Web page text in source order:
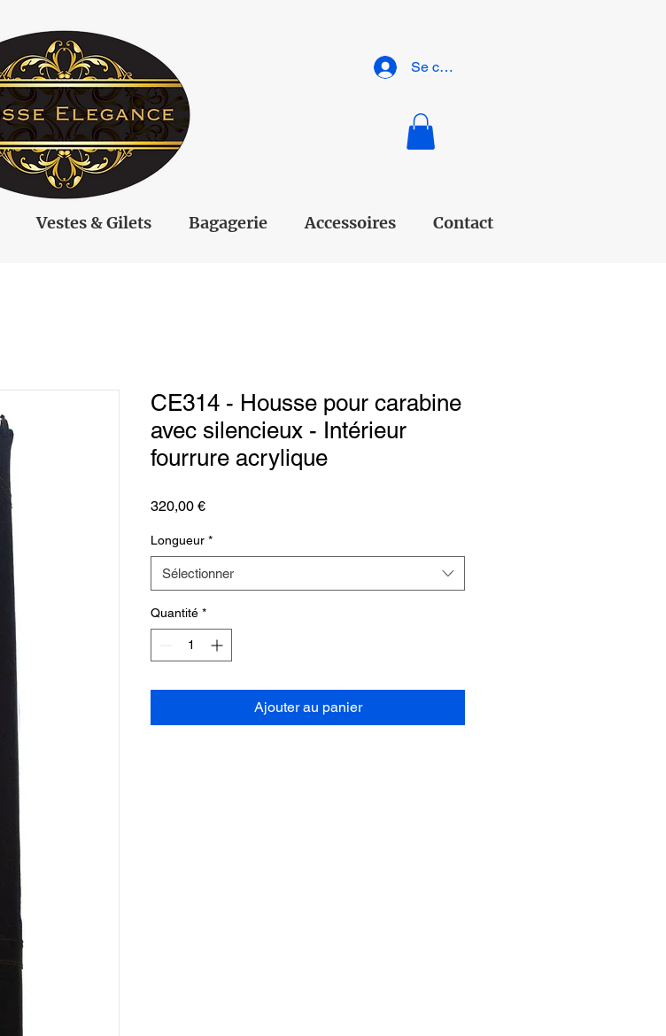
Se connecter
Vestes & Gilets Bagagerie Accessoires Contact
CE314 - Housse pour carabine
avec silencieux - Intérieur
fourrure acrylique
320,00 €Prix
Longueur *
Sélectionner
Quantité *
Ajouter au panier